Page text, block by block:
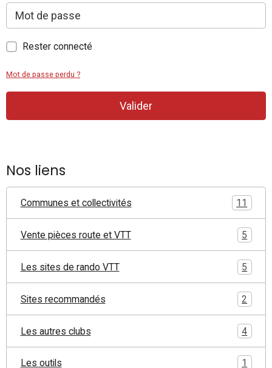
Rester connecté
Mot de passe perdu ?
Valider
Nos liens
Communes et collectivités 11
Vente pièces route et VTT 5
Les sites de rando VTT 5
Sites recommandés 2
Les autres clubs 4
Les outils 1